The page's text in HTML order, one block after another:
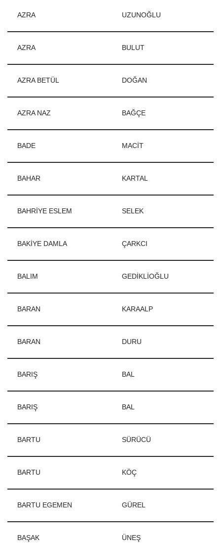
AZRA UZUNOĞLU
AZRA BULUT
AZRA BETÜL DOĞAN
AZRA NAZ BAĞÇE
BADE MACİT
BAHAR KARTAL
BAHRİYE ESLEM SELEK
BAKİYE DAMLA ÇARKCI
BALIM GEDİKLİOĞLU
BARAN KARAALP
BARAN DURU
BARIŞ BAL
BARIŞ BAL
BARTU SÜRÜCÜ
BARTU KÖÇ
BARTU EGEMEN GÜREL
BAŞAK ÜNEŞ